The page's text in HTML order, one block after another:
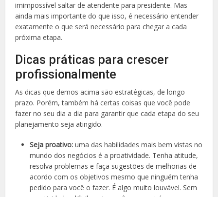
imimpossível saltar de atendente para presidente. Mas
ainda mais importante do que isso, é necessário entender
exatamente o que será necessário para chegar a cada
próxima etapa.
Dicas práticas para crescer
profissionalmente
As dicas que demos acima são estratégicas, de longo
prazo. Porém, também há certas coisas que você pode
fazer no seu dia a dia para garantir que cada etapa do seu
planejamento seja atingido.
Seja proativo: uma das habilidades mais bem vistas no
mundo dos negócios é a proatividade. Tenha atitude,
resolva problemas e faça sugestões de melhorias de
acordo com os objetivos mesmo que ninguém tenha
pedido para você o fazer. É algo muito louvável. Sem